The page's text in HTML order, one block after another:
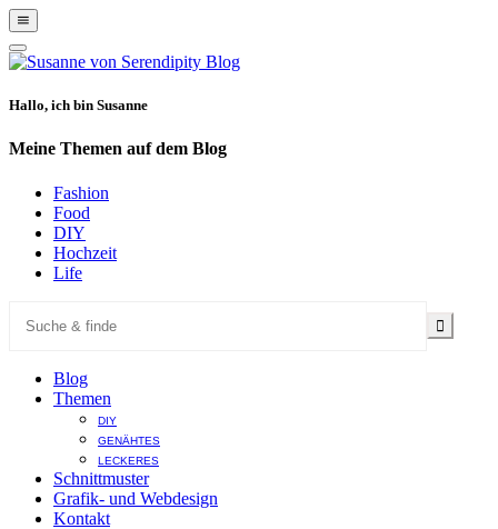
Show
Offscreen
Content
Hide
Offscreen
Hallo, ich bin Susanne
Meine Themen auf dem Blog
Fashion
Food
DIY
Hochzeit
Life
Blog
Themen
DIY
GENÄHTES
LECKERES
Schnittmuster
Grafik- und Webdesign
Kontakt